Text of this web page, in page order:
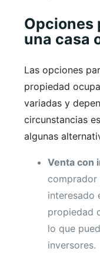
Opciones
una casa
Las opciones
propiedad
variadas y
circunstancias
algunas
Venta con
interesado
propiedad
lo que
inversores.